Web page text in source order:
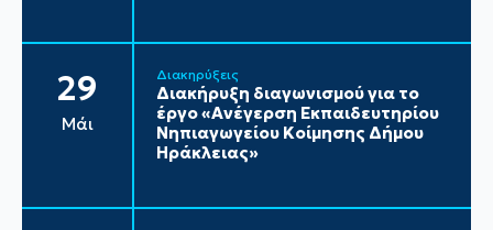
29
Μάι
Διακηρύξεις
Διακήρυξη διαγωνισμού για το
έργο «Ανέγερση Εκπαιδευτηρίου
Νηπιαγωγείου Κοίμησης Δήμου
Ηράκλειας»